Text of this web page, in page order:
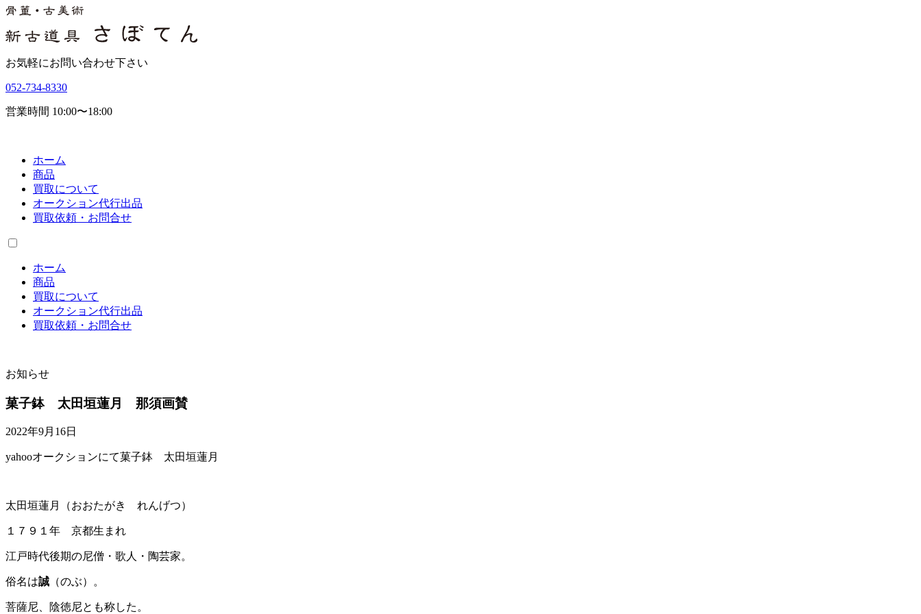
お気軽にお問い合わせ下さい
052-734-8330
営業時間 10:00〜18:00
ホーム
商品
買取について
オークション代行出品
買取依頼・お問合せ
ホーム
商品
買取について
オークション代行出品
買取依頼・お問合せ
お知らせ
菓子鉢 太田垣蓮月 那須画賛
2022年9月16日
yahooオークションにて菓子鉢 太田垣蓮月
太田垣蓮月（おおたがき れんげつ）
１７９１年 京都生まれ
江戸時代後期の尼僧・歌人・陶芸家。
俗名は誠 （のぶ）。
菩薩尼、陰徳尼とも称した。